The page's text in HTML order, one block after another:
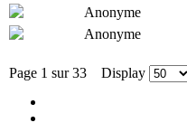
Anonyme
Anonyme
Page 1 sur 33 Display